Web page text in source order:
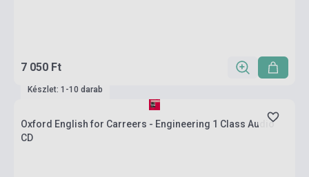
7 050 Ft
Készlet: 1-10 darab
Oxford English for Carreers - Engineering 1 Class Audio
CD